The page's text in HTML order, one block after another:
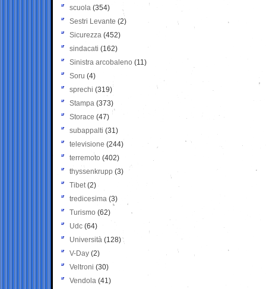
scuola (354)
Sestri Levante (2)
Sicurezza (452)
sindacati (162)
Sinistra arcobaleno (11)
Soru (4)
sprechi (319)
Stampa (373)
Storace (47)
subappalti (31)
televisione(244)
terremoto (402)
thyssenkrupp (3)
Tibet(2)
tredicesima (3)
Turismo (62)
Udc (64)
Università (128)
V-Day (2)
Veltroni (30)
Vendola (41)